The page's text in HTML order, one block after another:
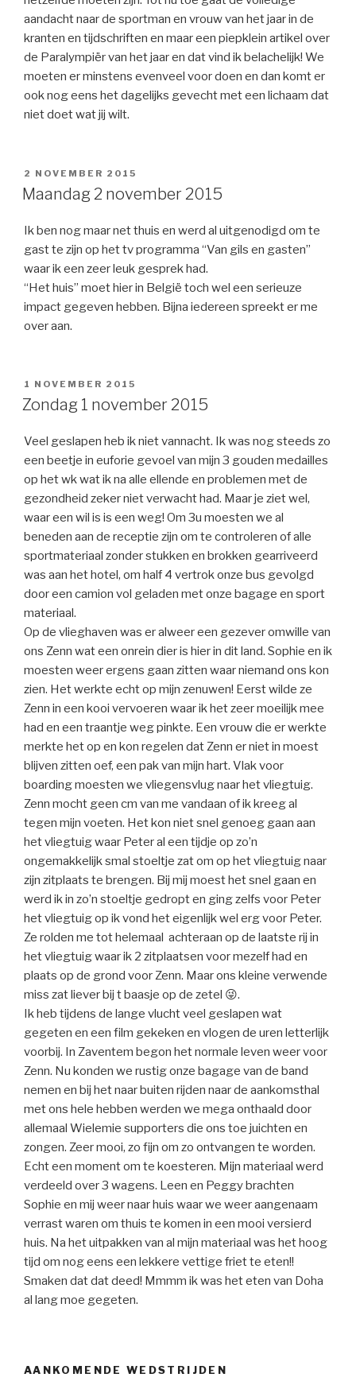
aandacht naar de sportman en vrouw van het jaar in de
kranten en tijdschriften en maar een piepklein artikel over
de Paralympiër van het jaar en dat vind ik belachelijk! We
moeten er minstens evenveel voor doen en dan komt er
ook nog eens het dagelijks gevecht met een lichaam dat
niet doet wat jij wilt.
GEPLAATST
OP
2 NOVEMBER 2015
Maandag 2 november 2015
Ik ben nog maar net thuis en werd al uitgenodigd om te
gast te zijn op het tv programma “Van gils en gasten”
waar ik een zeer leuk gesprek had.
“Het huis” moet hier in België toch wel een serieuze
impact gegeven hebben. Bijna iedereen spreekt er me
over aan.
GEPLAATST
OP
1 NOVEMBER 2015
Zondag 1 november 2015
Veel geslapen heb ik niet vannacht. Ik was nog steeds zo
een beetje in euforie gevoel van mijn 3 gouden medailles
op het wk wat ik na alle ellende en problemen met de
gezondheid zeker niet verwacht had. Maar je ziet wel,
waar een wil is is een weg! Om 3u moesten we al
beneden aan de receptie zijn om te controleren of alle
sportmateriaal zonder stukken en brokken gearriveerd
was aan het hotel, om half 4 vertrok onze bus gevolgd
door een camion vol geladen met onze bagage en sport
materiaal.
Op de vlieghaven was er alweer een gezever omwille van
ons Zenn wat een onrein dier is hier in dit land. Sophie en ik
moesten weer ergens gaan zitten waar niemand ons kon
zien. Het werkte echt op mijn zenuwen! Eerst wilde ze
Zenn in een kooi vervoeren waar ik het zeer moeilijk mee
had en een traantje weg pinkte. Een vrouw die er werkte
merkte het op en kon regelen dat Zenn er niet in moest
blijven zitten oef, een pak van mijn hart. Vlak voor
boarding moesten we vliegensvlug naar het vliegtuig.
Zenn mocht geen cm van me vandaan of ik kreeg al
tegen mijn voeten. Het kon niet snel genoeg gaan aan
het vliegtuig waar Peter al een tijdje op zo’n
ongemakkelijk smal stoeltje zat om op het vliegtuig naar
zijn zitplaats te brengen. Bij mij moest het snel gaan en
werd ik in zo’n stoeltje gedropt en ging zelfs voor Peter
het vliegtuig op ik vond het eigenlijk wel erg voor Peter.
Ze rolden me tot helemaal achteraan op de laatste rij in
het vliegtuig waar ik 2 zitplaatsen voor mezelf had en
plaats op de grond voor Zenn. Maar ons kleine verwende
miss zat liever bij t baasje op de zetel 😜.
Ik heb tijdens de lange vlucht veel geslapen wat
gegeten en een film gekeken en vlogen de uren letterlijk
voorbij. In Zaventem begon het normale leven weer voor
Zenn. Nu konden we rustig onze bagage van de band
nemen en bij het naar buiten rijden naar de aankomsthal
met ons hele hebben werden we mega onthaald door
allemaal Wielemie supporters die ons toe juichten en
zongen. Zeer mooi, zo fijn om zo ontvangen te worden.
Echt een moment om te koesteren. Mijn materiaal werd
verdeeld over 3 wagens. Leen en Peggy brachten
Sophie en mij weer naar huis waar we weer aangenaam
verrast waren om thuis te komen in een mooi versierd
huis. Na het uitpakken van al mijn materiaal was het hoog
tijd om nog eens een lekkere vettige friet te eten!!
Smaken dat dat deed! Mmmm ik was het eten van Doha
al lang moe gegeten.
AANKOMENDE WEDSTRIJDEN